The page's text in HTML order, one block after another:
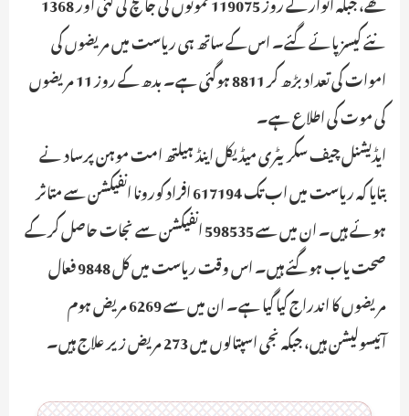
نئے کیسز پائے گئے۔ اس کے ساتھ ہی ریاست میں مریضوں کی
اموات کی تعداد بڑھ کر 8811 ہوگئی ہے۔ بدھ کے روز 11 مریضوں
کی موت کی اطلاع ہے۔
ایڈیشنل چیف سکریٹری میڈیکل اینڈ ہیلتھ امت موہن پرساد نے
بتایا کہ ریاست میں اب تک 617194 افراد کورونا انفیکشن سے متاثر
ہوئے ہیں۔ ان میں سے 598535 انفیکشن سے نجات حاصل کر کے
صحت یاب ہوگئے ہیں۔ اس وقت ریاست میں کل 9848 فعال
مریضوں کا اندراج کیا گیا ہے۔ ان میں سے 6269 مریض ہوم
آئیسولیشن ہیں، جبکہ نجی اسپتالوں میں 273 مریض زیر علاج ہیں۔